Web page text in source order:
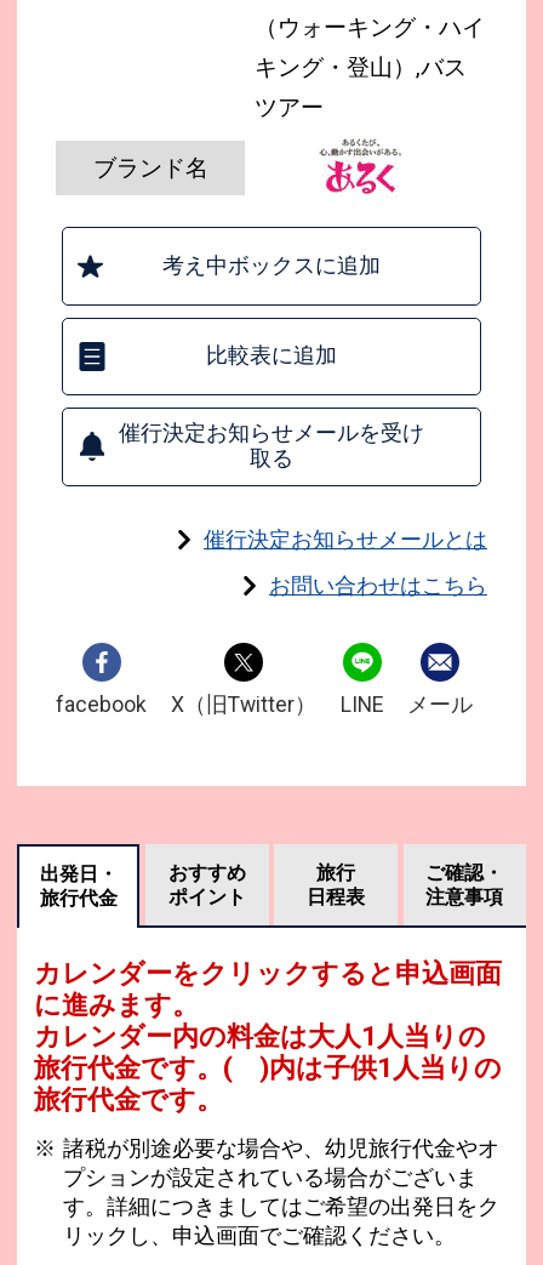
（ウォーキング・ハイ
キング・登山）,バス
ツアー
ブランド名
考え中ボックスに追加
比較表に追加
催行決定お知らせメールを受け
取る
催行決定お知らせメールとは
お問い合わせはこちら
facebook X（旧Twitter） LINE メール
出発日・
旅行代金
おすすめ
ポイント
旅行
日程表
ご確認・
注意事項
カレンダーをクリックすると申込画面
に進みます。
カレンダー内の料金は大人1人当りの
旅行代金です。 ( )内は子供1人当りの
旅行代金です。
諸税が別途必要な場合や、幼児旅行代金やオ
プションが設定されている場合がございま
す。詳細につきましてはご希望の出発日をク
リックし、申込画面でご確認ください。